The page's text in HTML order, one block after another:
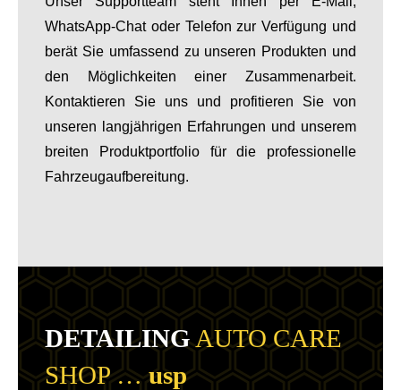
WhatsApp-Chat oder Telefon zur Verfügung und
berät Sie umfassend zu unseren Produkten und
den Möglichkeiten einer Zusammenarbeit.
Kontaktieren Sie uns und profitieren Sie von
unseren langjährigen Erfahrungen und unserem
breiten Produktportfolio für die professionelle
Fahrzeugaufbereitung.
DETAILINGAUTO CARE
SHOP …usp